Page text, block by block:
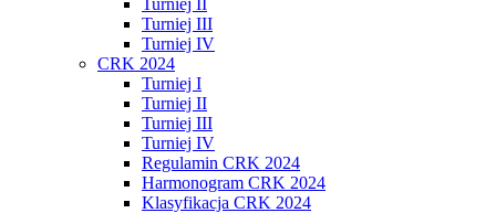
Turniej III
Turniej IV
CRK 2024
Turniej I
Turniej II
Turniej III
Turniej IV
Regulamin CRK 2024
Harmonogram CRK 2024
Klasyfikacja CRK 2024